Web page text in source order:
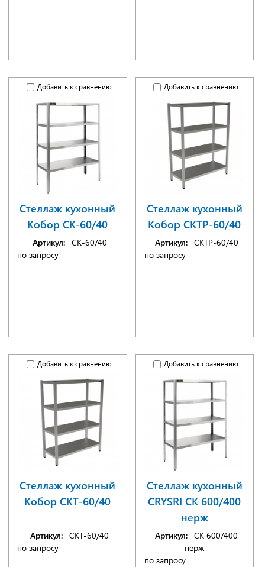
Добавить к сравнению
Стеллаж кухонный
Кобор СК-60/40
Артикул: СК-60/40
по запросу
Добавить к сравнению
Стеллаж кухонный
Кобор СКТР-60/40
Артикул: СКТР-60/40
по запросу
Добавить к сравнению
Стеллаж кухонный
Кобор СКТ-60/40
Артикул: СКТ-60/40
по запросу
Добавить к сравнению
Стеллаж кухонный
CRYSRI СК 600/400
нерж
Артикул: СК 600/400
нерж
по запросу